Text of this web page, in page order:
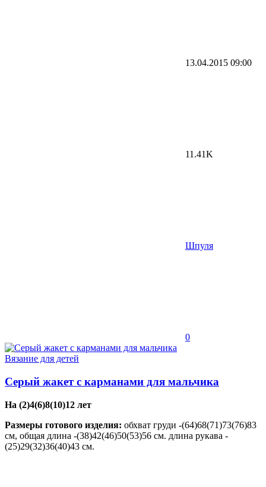
13.04.2015 09:00
11.41K
Шпуля
0
Вязание для детей
Серый жакет с карманами для мальчика
На (2)4(6)8(10)12 лет
Размеры готового изделия: обхват груди -(64)68(71)73(76)83
см, общая длина -(38)42(46)50(53)56 см. длина рукава -
(25)29(32)36(40)43 см.